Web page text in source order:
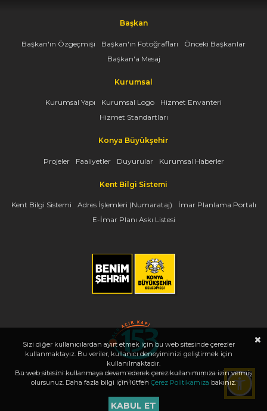
Başkan
Başkan'ın Özgeçmişi Başkan'ın Fotoğrafları
Önceki Başkanlar
Başkan'a Mesaj
Kurumsal
Kurumsal Yapı Kurumsal Logo
Hizmet Envanteri
Hizmet Standartları
Konya Büyükşehir
Projeler Faaliyetler Duyurular Kurumsal Haberler
Kent Bilgi Sistemi
Kent Bilgi Sistemi Adres İşlemleri (Numarataj)
İmar Planlama Portalı
E-İmar Planı Askı Listesi
Copyright 2026, www.konya.bel.tr - Tüm Hakları Saklıdır - Bilgi İşlem Dairesi
Başkanlığı
Sizi diğer kullanıcılardan ayırt etmek için bu web sitesinde çerezler
kullanmaktayız. Bu veriler, kullanıcı deneyiminizi geliştirmek için
kullanılmaktadır.
Bu web sitesini kullanmaya devam ederek çerez kullanımımıza izin vermiş
olursunuz. Daha fazla bilgi için lütfen Çerez Politikamıza bakınız.
KABUL ET